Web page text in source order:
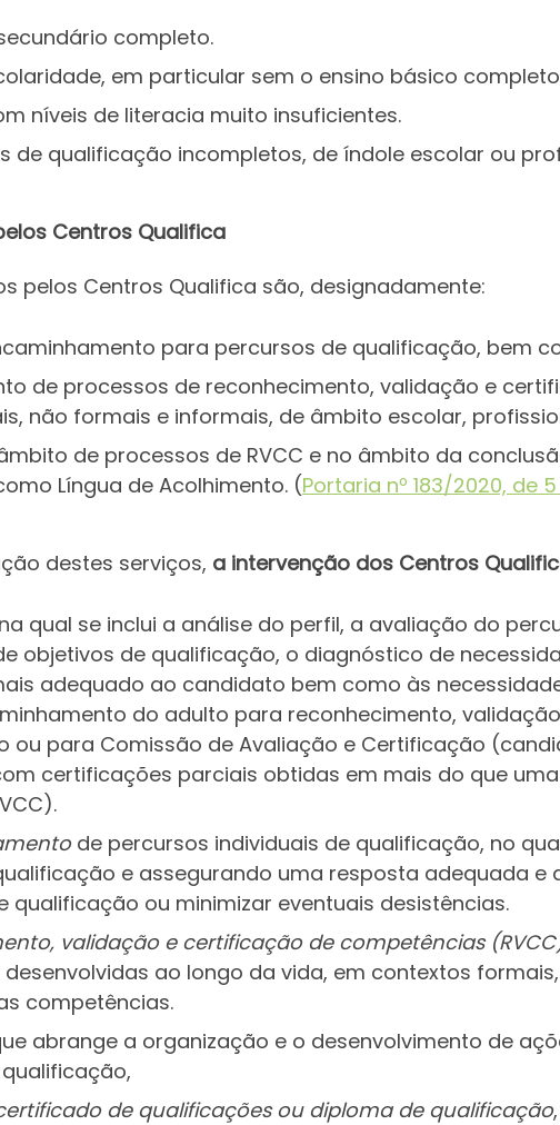
completo.
em particular sem o ensino básico
níveis de literacia muito insuficientes.
de qualificação incompletos, de índole escolar ou
Centros Qualifica
pelos Centros Qualifica são, designadamente:
para percursos de qualificação, bem
de processos de reconhecimento, validação e
não formais e informais, de âmbito escolar,
de processos de RVCC e no âmbito da
Língua de Acolhimento. (Portaria nº 183/2020, de
destes serviços, a intervenção dos Centros
qual se inclui a análise do perfil, a avaliação do
objetivos de qualificação, o diagnóstico de
adequado ao candidato bem como às
do adulto para reconhecimento,
ou para Comissão de Avaliação e Certificação
certificações parciais obtidas em mais do que
de percursos individuais de qualificação, no
e assegurando uma resposta adequada
qualificação ou minimizar eventuais desistências.
validação e certificação de competências (RVCC
ao longo da vida, em contextos
competências.
abrange a organização e o desenvolvimento de
de qualificações ou diploma de qualificação